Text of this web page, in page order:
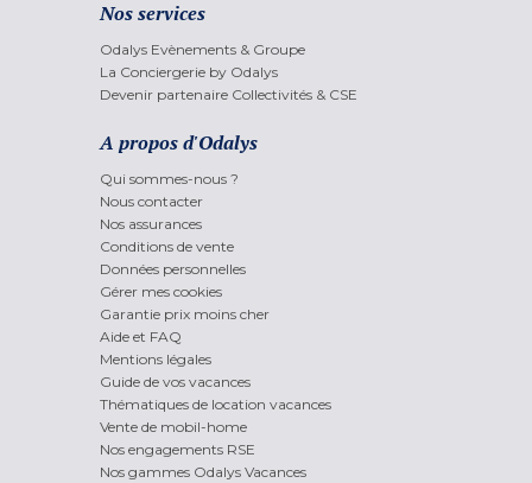
Nos services
Odalys Evènements & Groupe
La Conciergerie by Odalys
Devenir partenaire Collectivités & CSE
A propos d'Odalys
Qui sommes-nous ?
Nous contacter
Nos assurances
Conditions de vente
Données personnelles
Gérer mes cookies
Garantie prix moins cher
Aide et FAQ
Mentions légales
Guide de vos vacances
Thématiques de location vacances
Vente de mobil-home
Nos engagements RSE
Nos gammes Odalys Vacances